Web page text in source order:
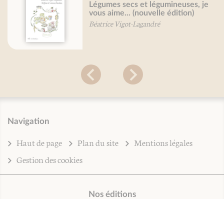
Légumes secs et légumineuses, je
vous aime... (nouvelle édition)
Béatrice Vigot-Lagandré
Navigation
Haut de page Plan du site
Mentions légales
Gestion des cookies
Nos éditions